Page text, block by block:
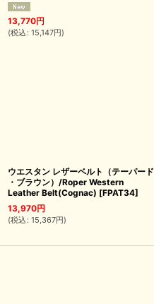
13,770円
(税込 : 15,147円)
ウエスタン レザーベルト（テーパード
・ブラウン）/Roper Western
Leather Belt(Cognac) [FPAT34]
13,970円
(税込 : 15,367円)